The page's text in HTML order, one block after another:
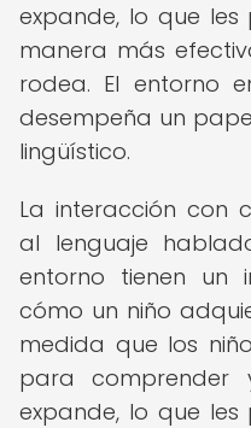
expande, lo que
manera más
rodea. El entorno
desempeña un
lingüístico.
La interacción con
al lenguaje
entorno tienen un
cómo un niño
medida que los
para comprender
expande, lo que